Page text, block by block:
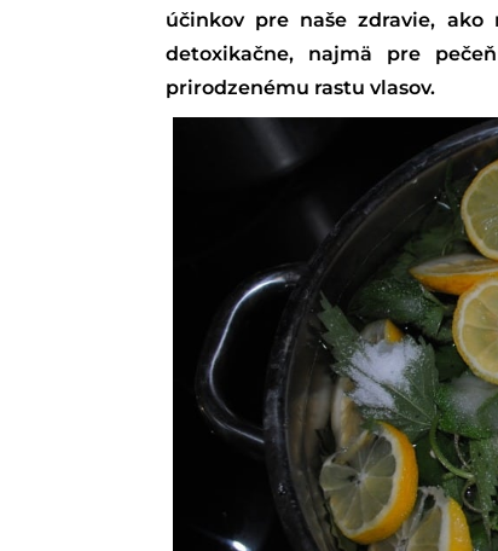
účinkov pre naše zdravie,
detoxikačne, najmä pre
prirodzenému rastu vlasov.